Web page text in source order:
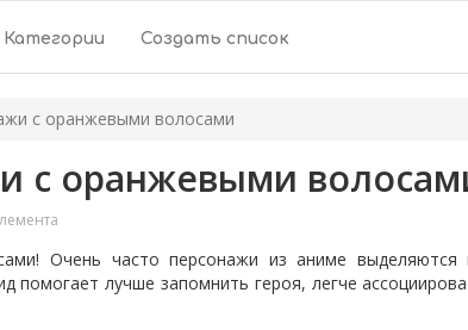
Категории Создать список
с оранжевыми волосами
с оранжевыми
Очень часто персонажи из аниме выделяются
лучше запомнить героя, легче